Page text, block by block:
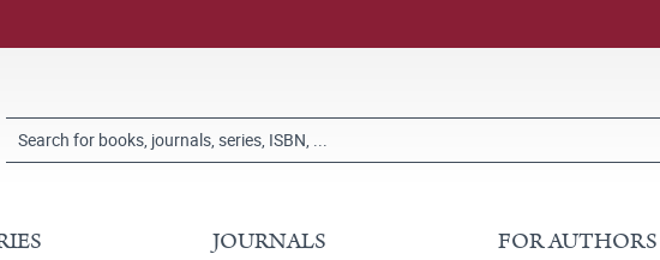
JOURNALS FOR AUTHORS